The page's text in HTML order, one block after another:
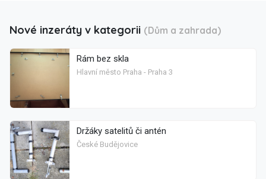
Nové inzeráty v kategorii (Dům a zahrada)
Rám bez skla
Hlavní město Praha - Praha 3
Držáky satelitů či antén
České Budějovice